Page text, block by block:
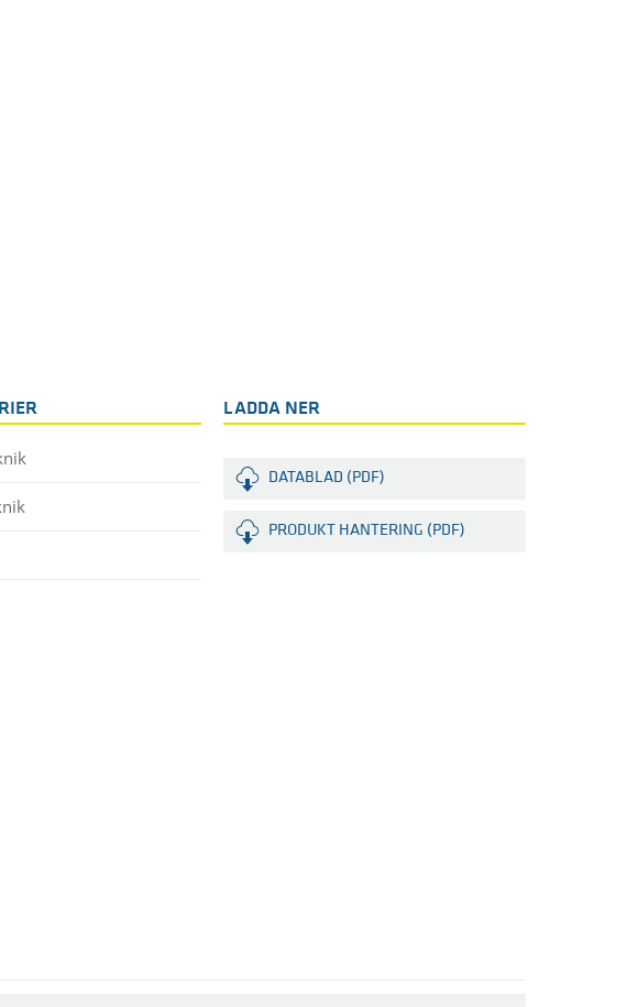
LADDA NER
DATABLAD (PDF)
PRODUKT HANTERING (PDF)